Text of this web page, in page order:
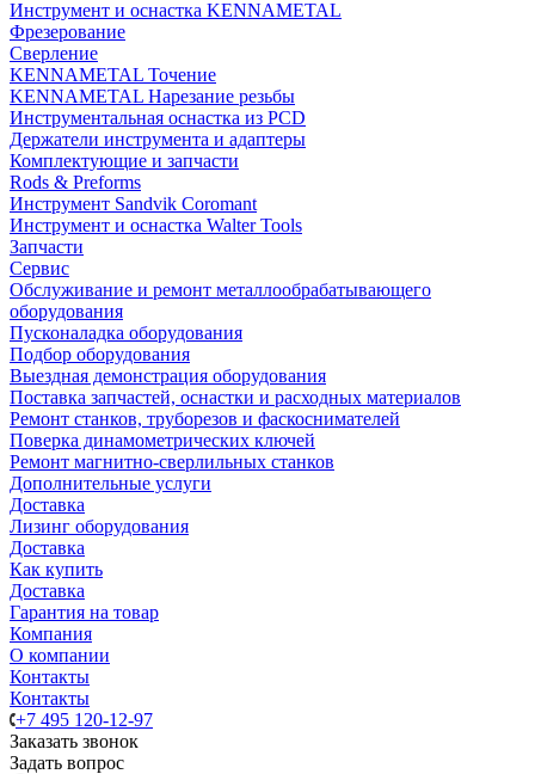
Инструмент и оснастка KENNAMETAL
Фрезерование
Сверление
KENNAMETAL Точение
KENNAMETAL Нарезание резьбы
Инструментальная оснастка из PCD
Держатели инструмента и адаптеры
Комплектующие и запчасти
Rods & Preforms
Инструмент Sandvik Coromant
Инструмент и оснастка Walter Tools
Запчасти
Сервис
Обслуживание и ремонт металлообрабатывающего
оборудования
Пусконаладка оборудования
Подбор оборудования
Выездная демонстрация оборудования
Поставка запчастей, оснастки и расходных материалов
Ремонт станков, труборезов и фаскоснимателей
Поверка динамометрических ключей
Ремонт магнитно-сверлильных станков
Дополнительные услуги
Доставка
Лизинг оборудования
Доставка
Как купить
Доставка
Гарантия на товар
Компания
О компании
Контакты
Контакты
+7 495 120-12-97
Заказать звонок
Задать вопрос